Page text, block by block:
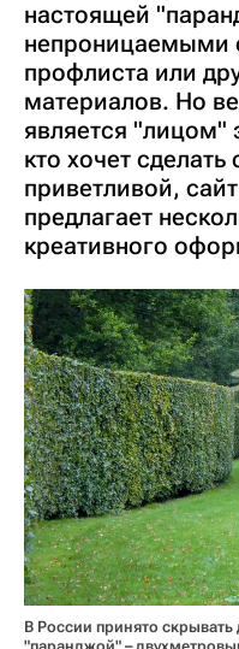
настоящей
непроницаемыми
профлиста или
материалов. Но
является "лицом"
кто хочет
приветливой,
предлагает
креативного
В России принято